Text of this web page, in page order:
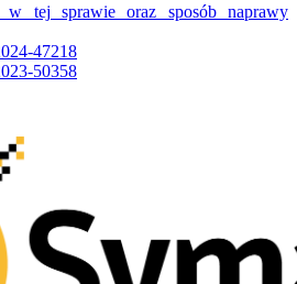
tej sprawie oraz sposób naprawy
47218
50358